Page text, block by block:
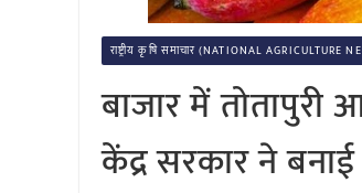
राष्ट्रीय कृषि समाचार (NATIONAL AGRICULTURE
बाजार में तोतापुरी
केंद्र सरकार ने